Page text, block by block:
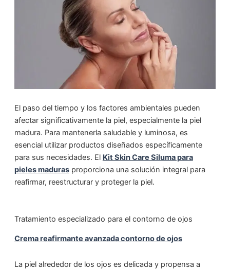
El paso del tiempo y los factores ambientales pueden
afectar significativamente la piel, especialmente la piel
madura. Para mantenerla saludable y luminosa, es
esencial utilizar productos diseñados específicamente
para sus necesidades. El Kit Skin Care Siluma para
pieles madurasproporciona una solución integral para
reafirmar, reestructurar y proteger la piel.
Tratamiento especializado para el contorno de ojos
Crema reafirmante avanzada contorno de ojos
La piel alrededor de los ojos es delicada y propensa a